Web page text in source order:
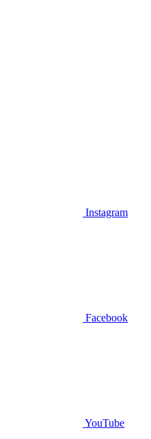
Instagram
Facebook
YouTube